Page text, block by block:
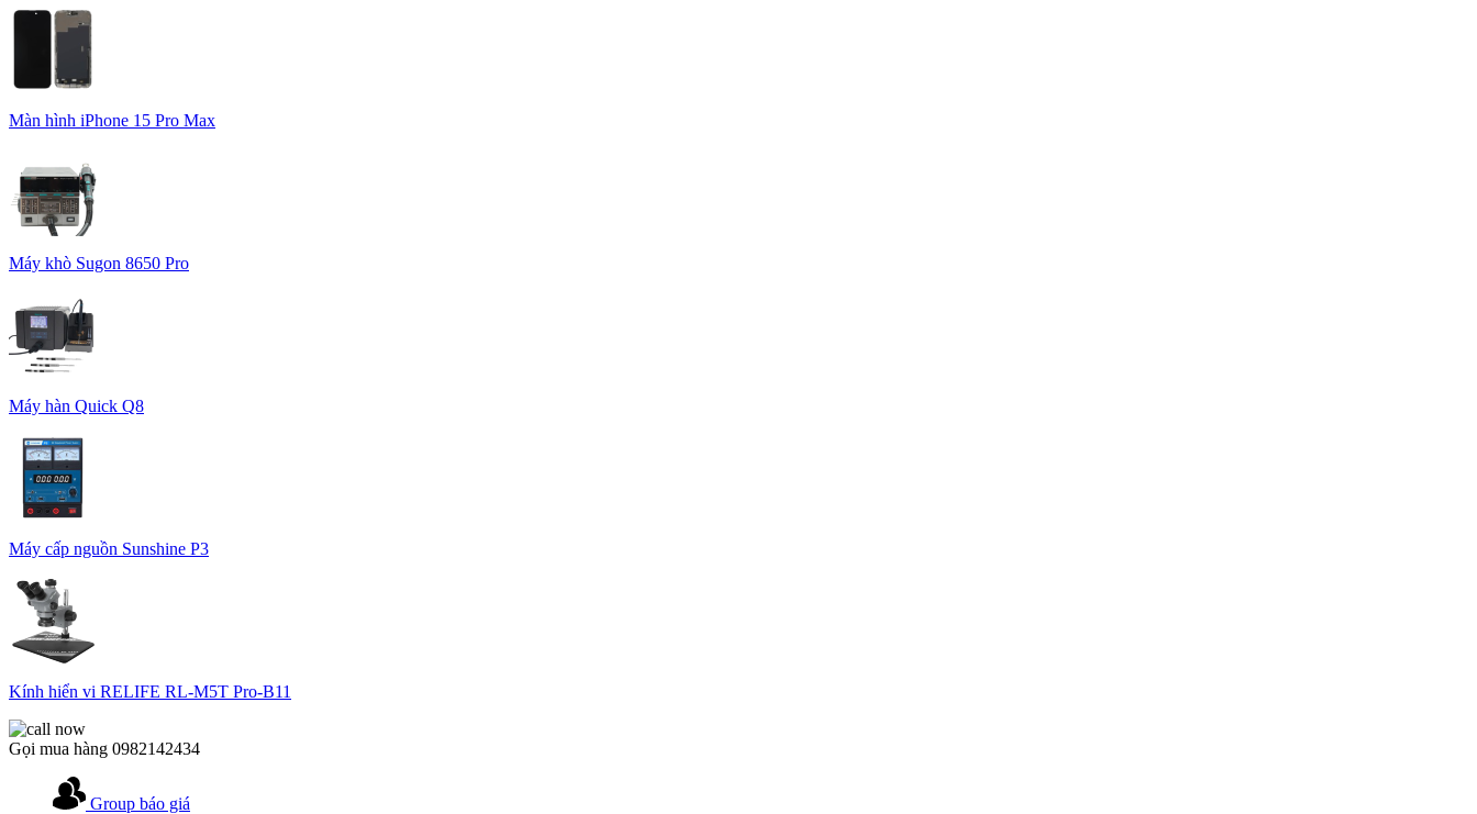
Màn hình iPhone 15 Pro Max
Máy khò Sugon 8650 Pro
Máy hàn Quick Q8
Máy cấp nguồn Sunshine P3
Kính hiển vi RELIFE RL-M5T Pro-B11
Gọi mua hàng 0982142434
Group báo giá